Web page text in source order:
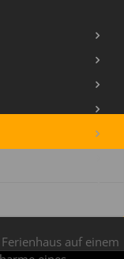
auf einem